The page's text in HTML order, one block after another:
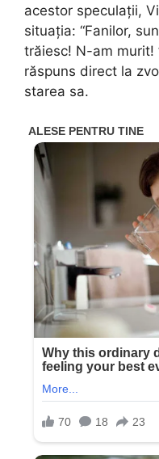
acestor speculații,
situația: “Fanilor,
trăiesc! N-am murit!
răspuns direct la
starea sa.